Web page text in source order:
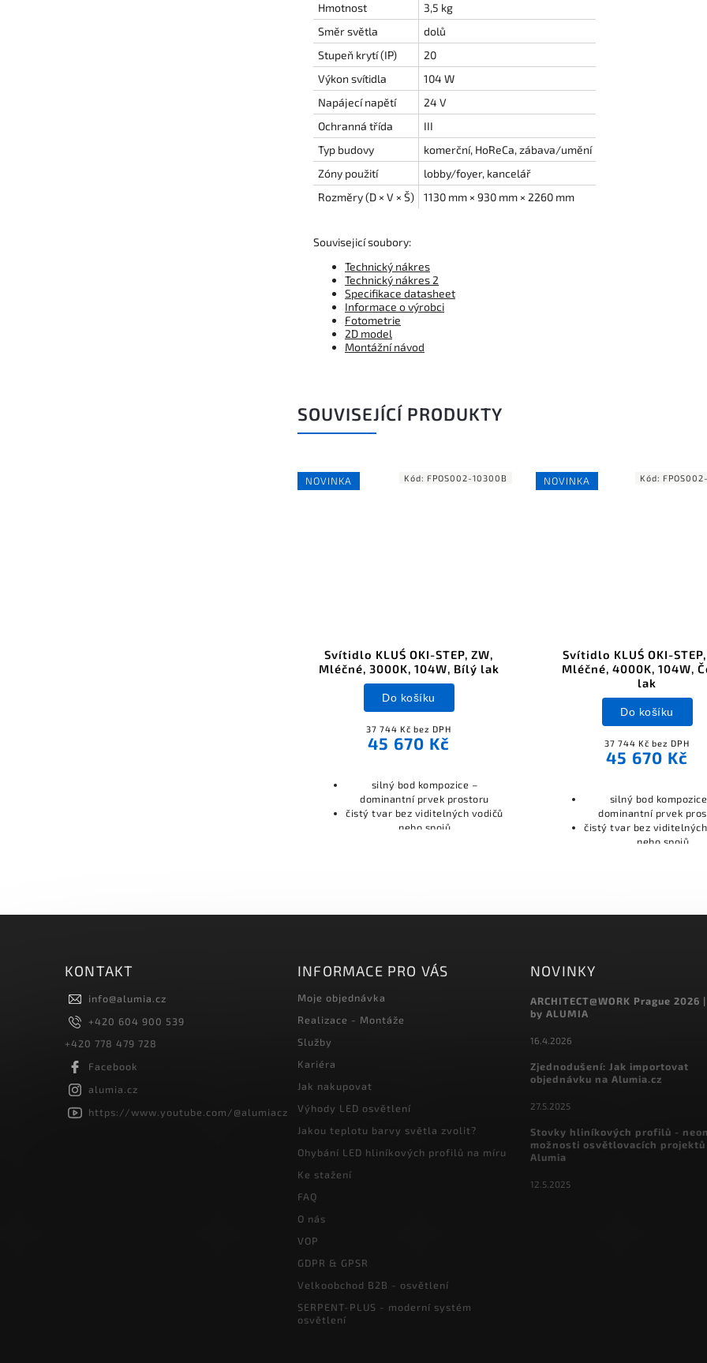
Hmotnost
3,5 kg
Směr světla
dolů
Stupeň krytí (IP)
20
Výkon svítidla
104 W
Napájecí napětí
24 V
Ochranná třída
III
Typ budovy
komerční, HoReCa, zábava/umění
Zóny použití
lobby/foyer, kancelář
Rozměry (D × V × Š)
1130 mm × 930 mm × 2260 mm
Souvisejicí soubory:
Technický nákres
Technický nákres 2
Specifikace datasheet
Informace o výrobci
Fotometrie
2D model
Montážní návod
SOUVISEJÍCÍ PRODUKTY
NOVINKA
Svítidlo KLUŚ OKI-STEP, ZW,
Mléčné, 3000K, 104W, Bílý lak
37 744 Kč bez DPH
45 670 Kč
Do košíku
silný bod kompozice –
dominantní prvek prostoru
čistý tvar bez viditelných vodičů
nebo spojů
Kód: FPOS002-10300B NOVINKA
Svítidlo KLUŚ OKI-
Mléčné, 4000K, 104W,
lak
37 744 Kč bez DPH
45 670 Kč
Do košíku
silný bod
dominantní prvek
čistý tvar bez
nebo spojů
Kód:
KONTAKT
info@alumia.cz
+420 604 900 539
+420 778 479 728
Facebook
alumia.cz
https://www.youtube.com/@alumiacz
INFORMACE PRO VÁS
Moje objednávka
Realizace - Montáže
Služby
Kariéra
Jak nakupovat
Výhody LED osvětlení
Jakou teplotu barvy světla zvolit?
Ohybání LED hliníkových profilů na míru
Ke stažení
FAQ
O nás
VOP
GDPR & GPSR
Velkoobchod B2B - osvětlení
SERPENT-PLUS - moderní systém
osvětlení
NOVINKY
ARCHITECT@WORK Prague 2026
by ALUMIA
16.4.2026
Zjednodušení: Jak importovat
objednávku na Alumia.cz
27.5.2025
Stovky hliníkových profilů -
možnosti osvětlovacích projektů
Alumia
12.5.2025